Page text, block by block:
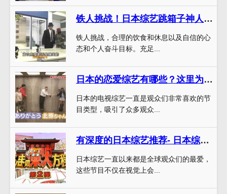
铁人挑战！日本综艺跳箱子神人秘籍揭密
铁人挑战，合理的饮食和休息以及自信的心
态和个人奋斗目标。充足...
日本的恋爱综艺有哪些？这里为您搜罗收视率超高的经典节目
日本的电视综艺一直是观众们非常喜欢的节
目类型，吸引了众多观众...
有深度的日本综艺推荐- 日本综艺节目的奇妙之旅
日本综艺一直以来都是全球观众们的最爱，
这些节目不仅在视觉上会...